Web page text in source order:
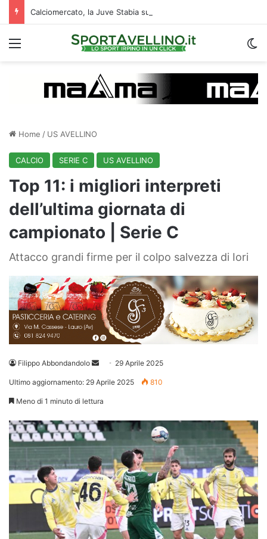
Menu
Home / US AVELLINO
CALCIO SERIE C US AVELLINO
Top 11: i migliori interpreti
dell’ultima giornata di
campionato | Serie C
Attacco grandi firme per il colpo salvezza di Iori
Filippo Abbondandolo
Invia 29 Aprile 2025
Ultimo aggiornamento: 29 Aprile 2025 810
Meno di 1 minuto di lettura